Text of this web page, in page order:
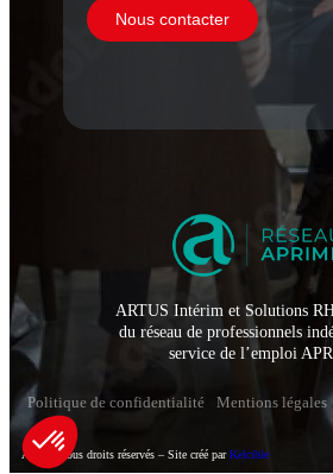
Nous contacter
ARTUS Intérim et Solutions
du réseau de professionnels
service de l’emploi
Politique de confidentialité Mentions légales
Artus – Tous droits réservés – Site créé parKelcible